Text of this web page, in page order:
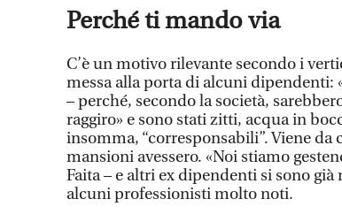
Perché ti mando via
C’è un motivo rilevante secondo i
messa alla porta di alcuni dipendenti:
– perché, secondo la società,
raggiro» e sono stati zitti, acqua in
insomma, “corresponsabili”. Viene
mansioni avessero. «Noi stiamo
Faita – e altri ex dipendenti si sono
alcuni professionisti molto noti.